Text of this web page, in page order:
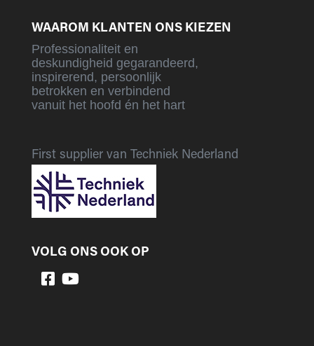
WAAROM KLANTEN ONS KIEZEN
Professionaliteit en
deskundigheid gegarandeerd,
inspirerend, persoonlijk
betrokken en verbindend
vanuit het hoofd én het hart
First supplier van Techniek Nederland
VOLG ONS OOK OP